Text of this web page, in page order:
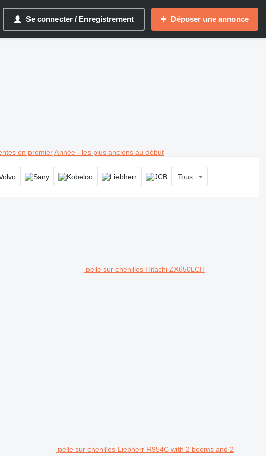
Se connecter / Enregistrement Déposer une annonce
en premier Année - les plus anciens au début
Tous
pelle sur chenilles Hitachi ZX650LCH
pelle sur chenilles Liebherr R954C with 2 booms and 2